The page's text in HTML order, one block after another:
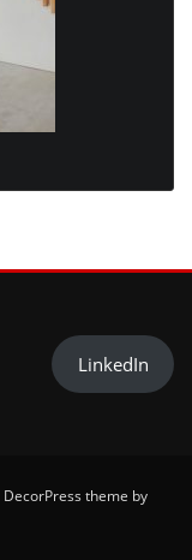
LinkedIn
DecorPress theme by